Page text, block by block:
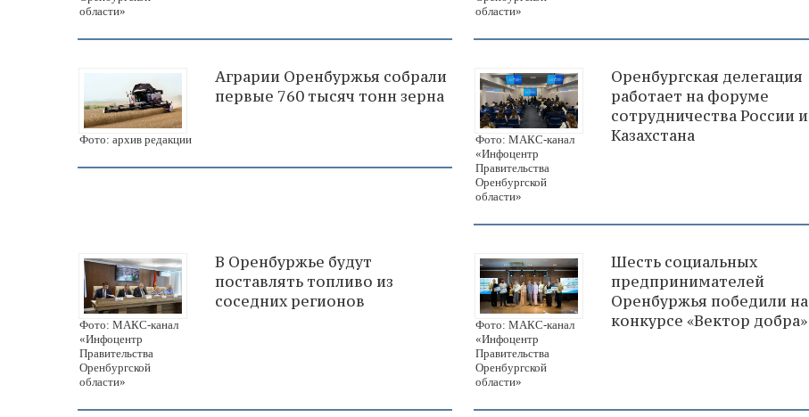
области»
области»
Фото: архив редакции
Аграрии Оренбуржья собрали
первые 760 тысяч тонн зерна
Фото: МАКС-канал
«Инфоцентр
Правительства
Оренбургской
области»
Оренбургская делегация
работает на форуме
сотрудничества России и
Казахстана
Фото: МАКС-канал
«Инфоцентр
Правительства
Оренбургской
области»
В Оренбуржье будут
поставлять топливо из
соседних регионов
Фото: МАКС-канал
«Инфоцентр
Правительства
Оренбургской
области»
Шесть социальных
предпринимателей
Оренбуржья победили на
конкурсе «Вектор добра»